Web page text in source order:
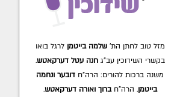
מזל טוב לחתן הת'שלמה בייטמן לרגל בואו
בקשרי השידוכין עב"גחנה עטל דערקאטש.
משנה ברכות להורים: הרה"ח דובער ונחמה
בייטמן. הרה"חברוך ואורה דערקאטש.